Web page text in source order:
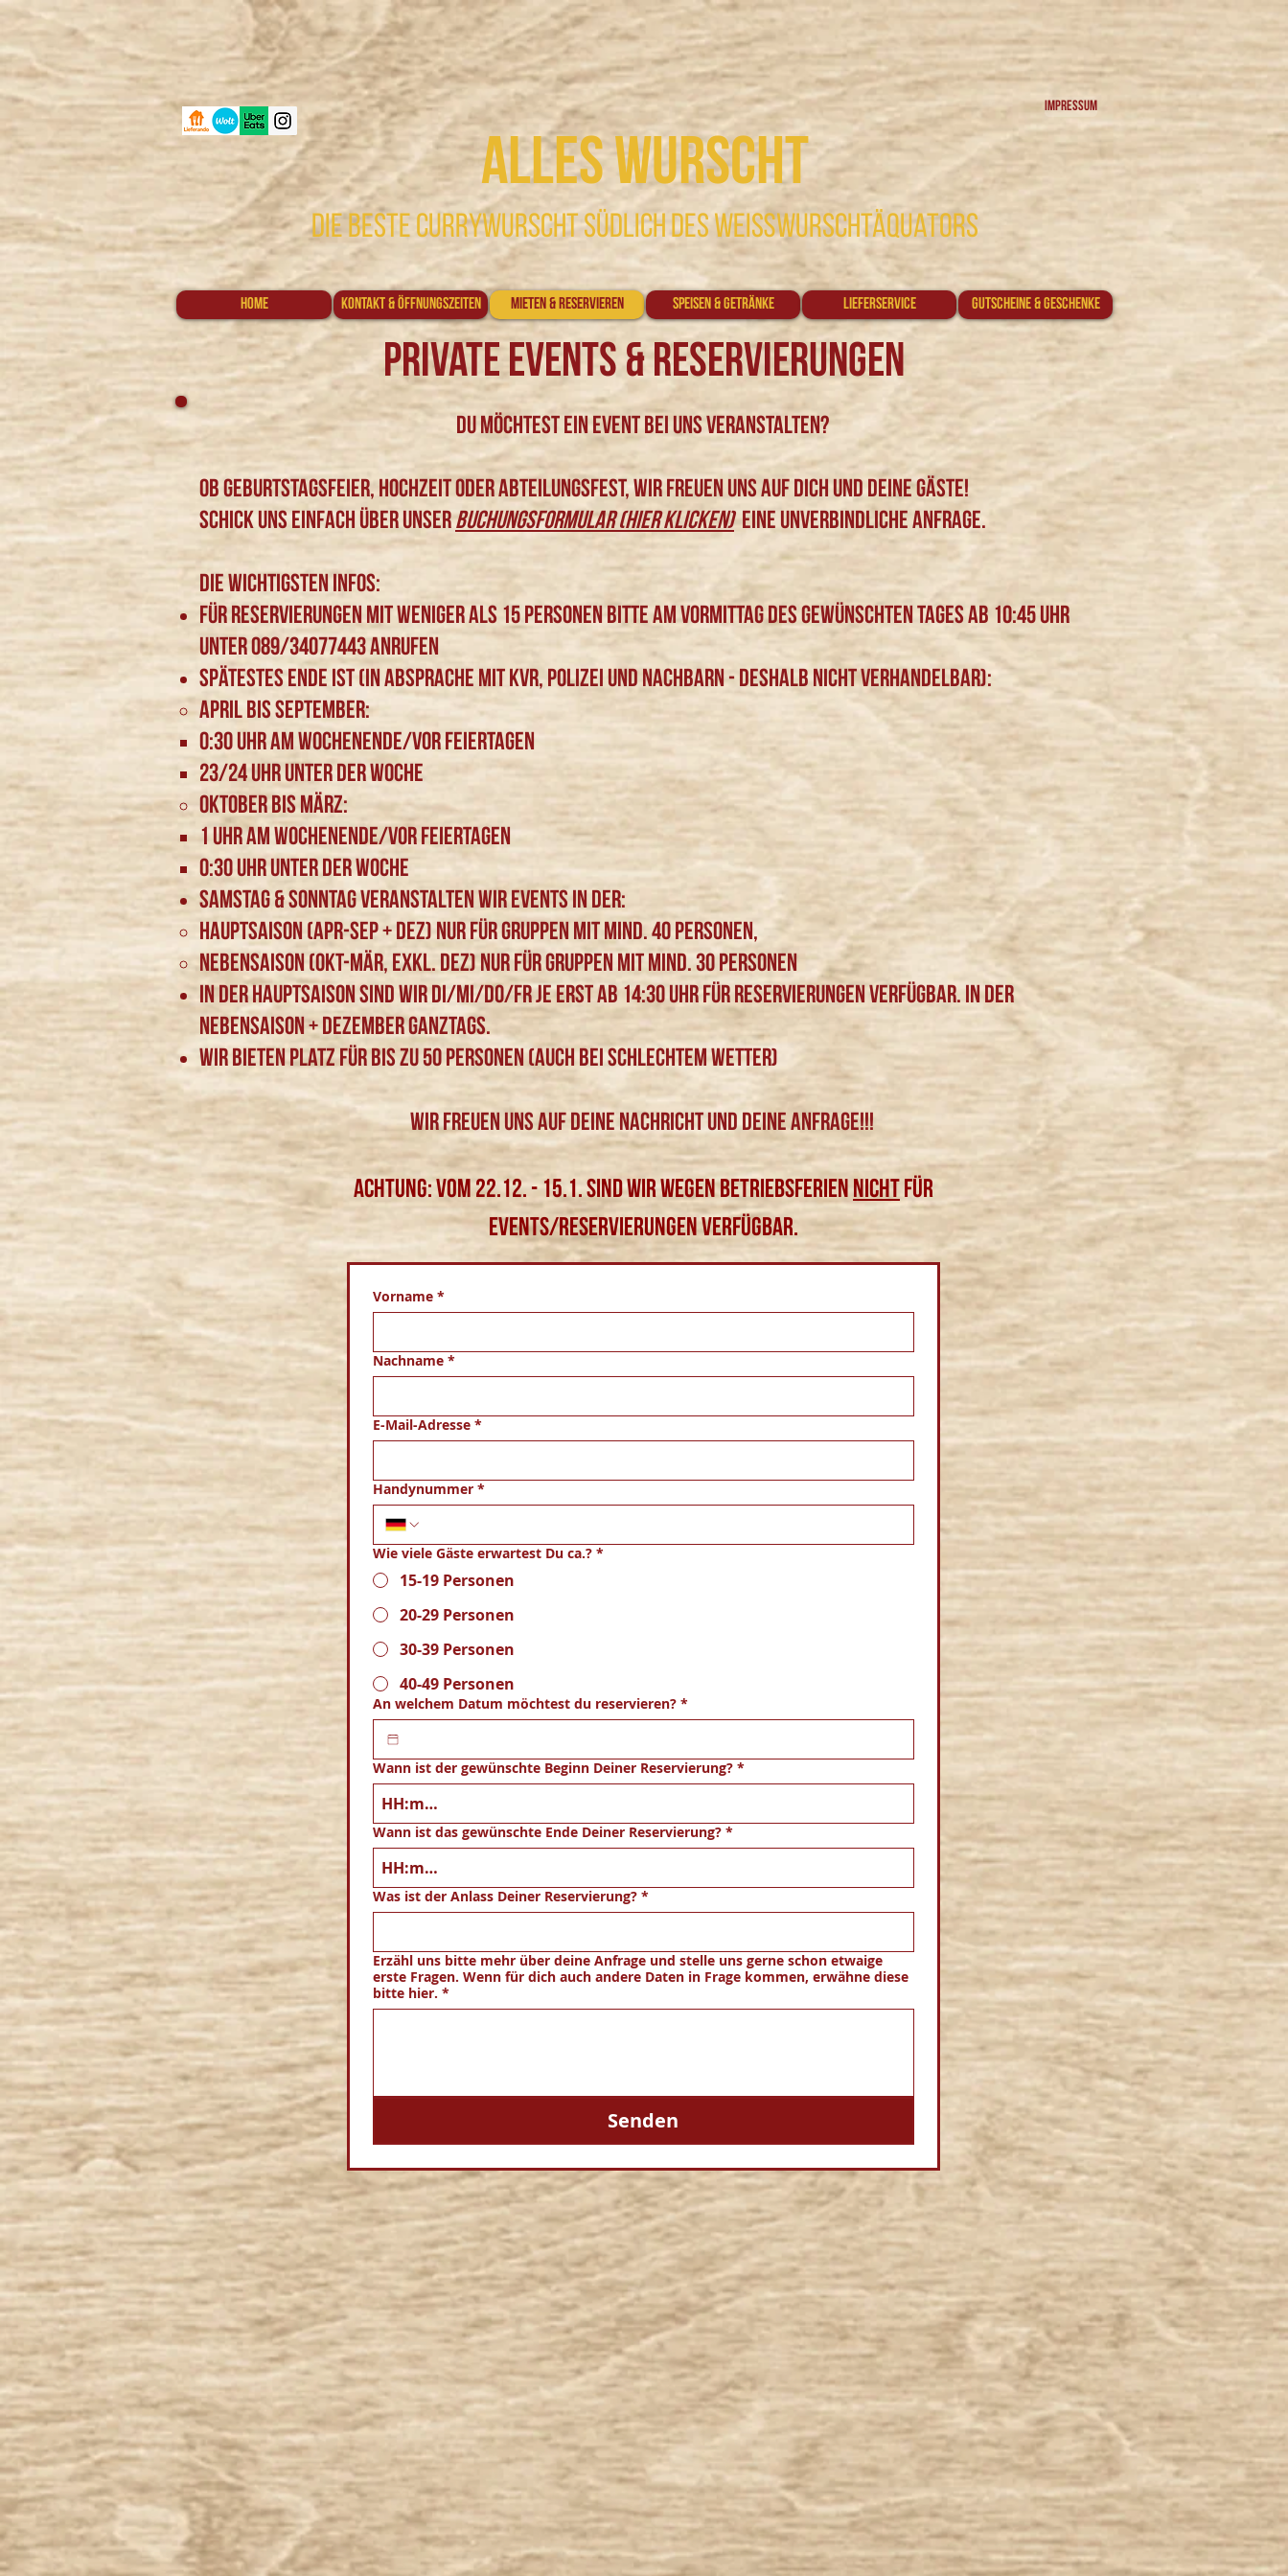
Alles Wurscht
die beste Currywurscht südlich des Weißwurschtäquators
Impressum
Home Kontakt & Öffnungszeiten Mieten & Reservieren Speisen & Getränke Lieferservice Gutscheine & Geschenke
Private EVents & Reservierungen
Du möchtest EIn EVENT bei uns veranstalten?
Ob Geburtstagsfeier, Hochzeit oder Abteilungsfest, wir freuen uns auf dich und deine Gäste!
Schick uns einfach über unserBuchungsformular (Hier klicken)eine unverbindliche Anfrage.
Die wichtigsten Infos:
Für Reservierungen mit weniger als 15 Personen Bitte am Vormittag des gewünschten Tages ab 10:45 Uhr
unter 089/34077443 anrufen
Spätestes ende ist (in Absprache mit KVR, Polizei und Nachbarn - deshalb nicht verhandelbar):
April bis September:
0:30 Uhr Am Wochenende/Vor Feiertagen
23/24 Uhr unter der Woche
Oktober bis März:
1 Uhr am Wochenende/Vor Feiertagen
0:30 Uhr unter der Woche
Samstag & Sonntag veranstalten wir Events in der:
hauptsaison (Apr-Sep + Dez) Nur für Gruppen mit mind. 40 Personen,
Nebensaison (Okt-Mär, exkl. Dez) nur für Gruppen mit mind. 30 Personen
In der Hauptsaison sind wir Di/Mi/Do/Fr je erst ab 14:30 Uhr für Reservierungen verfügbar. In der
Nebensaison + Dezember ganztags.
Wir bieten Platz für bis zu 50 Personen (auch bei schlechtem Wetter)
Wir freuen uns auf deine Nachricht und deine ANFRAGe!!!
ACHTUNG: Vom 22.12. - 15.1. Sind wir wegen BetriebsferienNICHT für
EVENTS/Reservierungen verfügbar.
Vorname *
Nachname *
E-Mail-Adresse *
Handynummer *
Wie viele Gäste erwartest Du ca.? *
15-19 Personen
20-29 Personen
30-39 Personen
40-49 Personen
An welchem Datum möchtest du reservieren? *
Wann ist der gewünschte Beginn Deiner Reservierung? *
:
Wann ist das gewünschte Ende Deiner Reservierung? *
:
Was ist der Anlass Deiner Reservierung? *
Erzähl uns bitte mehr über deine Anfrage und stelle uns gerne schon etwaige
erste Fragen. Wenn für dich auch andere Daten in Frage kommen, erwähne diese
bitte hier. *
Senden